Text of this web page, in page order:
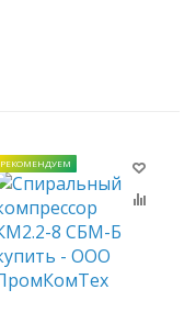
РЕКОМЕНДУЕМ